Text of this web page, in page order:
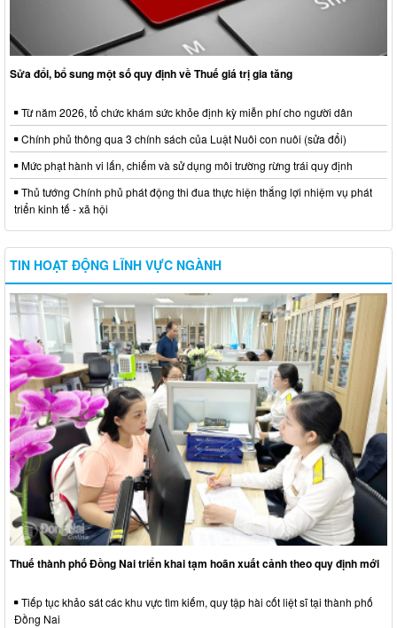
Sửa đổi, bổ sung một số quy định về Thuế giá trị gia tăng
Từ năm 2026, tổ chức khám sức khỏe định kỳ miễn phí cho người dân
Chính phủ thông qua 3 chính sách của Luật Nuôi con nuôi (sửa đổi)
Mức phạt hành vi lấn, chiếm và sử dụng môi trường rừng trái quy định
Thủ tướng Chính phủ phát động thi đua thực hiện thắng lợi nhiệm vụ phát
triển kinh tế - xã hội
TIN HOẠT ĐỘNG LĨNH VỰC NGÀNH
Thuế thành phố Đồng Nai triển khai tạm hoãn xuất cảnh theo quy định mới
Tiếp tục khảo sát các khu vực tìm kiếm, quy tập hài cốt liệt sĩ tại thành phố
Đồng Nai